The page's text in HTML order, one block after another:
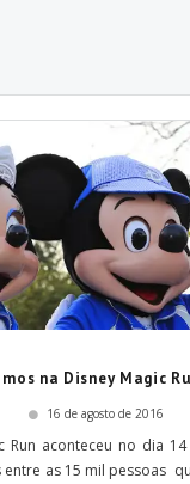
na Disney Magic
16 de agosto de 2016
Run aconteceu no dia
entre as 15 mil pessoas